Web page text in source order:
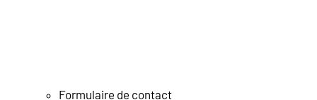
Formulaire de contact